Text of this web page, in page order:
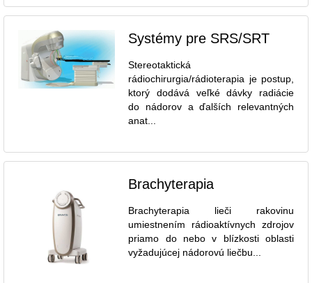
Systémy pre SRS/SRT
Stereotaktická
rádiochirurgia/rádioterapia je postup,
ktorý dodává veľké dávky radiácie
do nádorov a ďalších relevantných
anat...
Brachyterapia
Brachyterapia lieči rakovinu
umiestnením rádioaktívnych zdrojov
priamo do nebo v blízkosti oblasti
vyžadujúcej nádorovú liečbu...